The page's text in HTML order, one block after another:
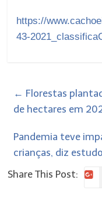
https://
43-
← Florestas
de hectares em
Pandemia teve
crianças, diz estudo
Share This Post: